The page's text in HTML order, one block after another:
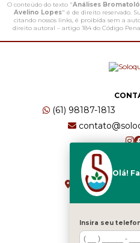
O conteúdo do texto "Análises
Avelino Lopes" é de direito reservado.
citando nossos links, é proibida sem a
direito autoral – artigo 184 do Código
(61) 98187-1813
CRS 511 Sul, Bl
Brasília - DF -
Olá!
Insira seu